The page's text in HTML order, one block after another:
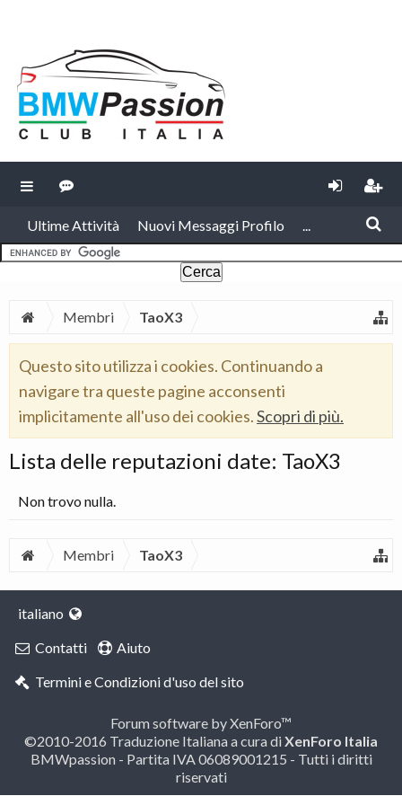
Ultime Attività Nuovi Messaggi Profilo ...
Membri TaoX3
Questo sito utilizza i cookies. Continuando a
navigare tra queste pagine acconsenti
implicitamente all'uso dei cookies.Scopri di più.
Lista delle reputazioni date: TaoX3
Non trovo nulla.
Membri TaoX3
italiano
Contatti
Aiuto
Termini e Condizioni d'uso del sito
Forum software by XenForo™
©2010-2016 Traduzione Italiana a cura diXenForo Italia
BMWpassion - Partita IVA 06089001215 - Tutti i diritti
riservati